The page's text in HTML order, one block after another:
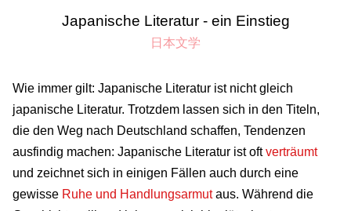
Japanische Literatur - ein Einstieg
日本文学
Wie immer gilt: Japanische Literatur ist nicht gleich
japanische Literatur. Trotzdem lassen sich in den Titeln,
die den Weg nach Deutschland schaffen, Tendenzen
ausfindig machen: Japanische Literatur ist oftverträumt
und zeichnet sich in einigen Fällen auch durch eine
gewisse Ruhe und Handlungsarmutaus. Während die